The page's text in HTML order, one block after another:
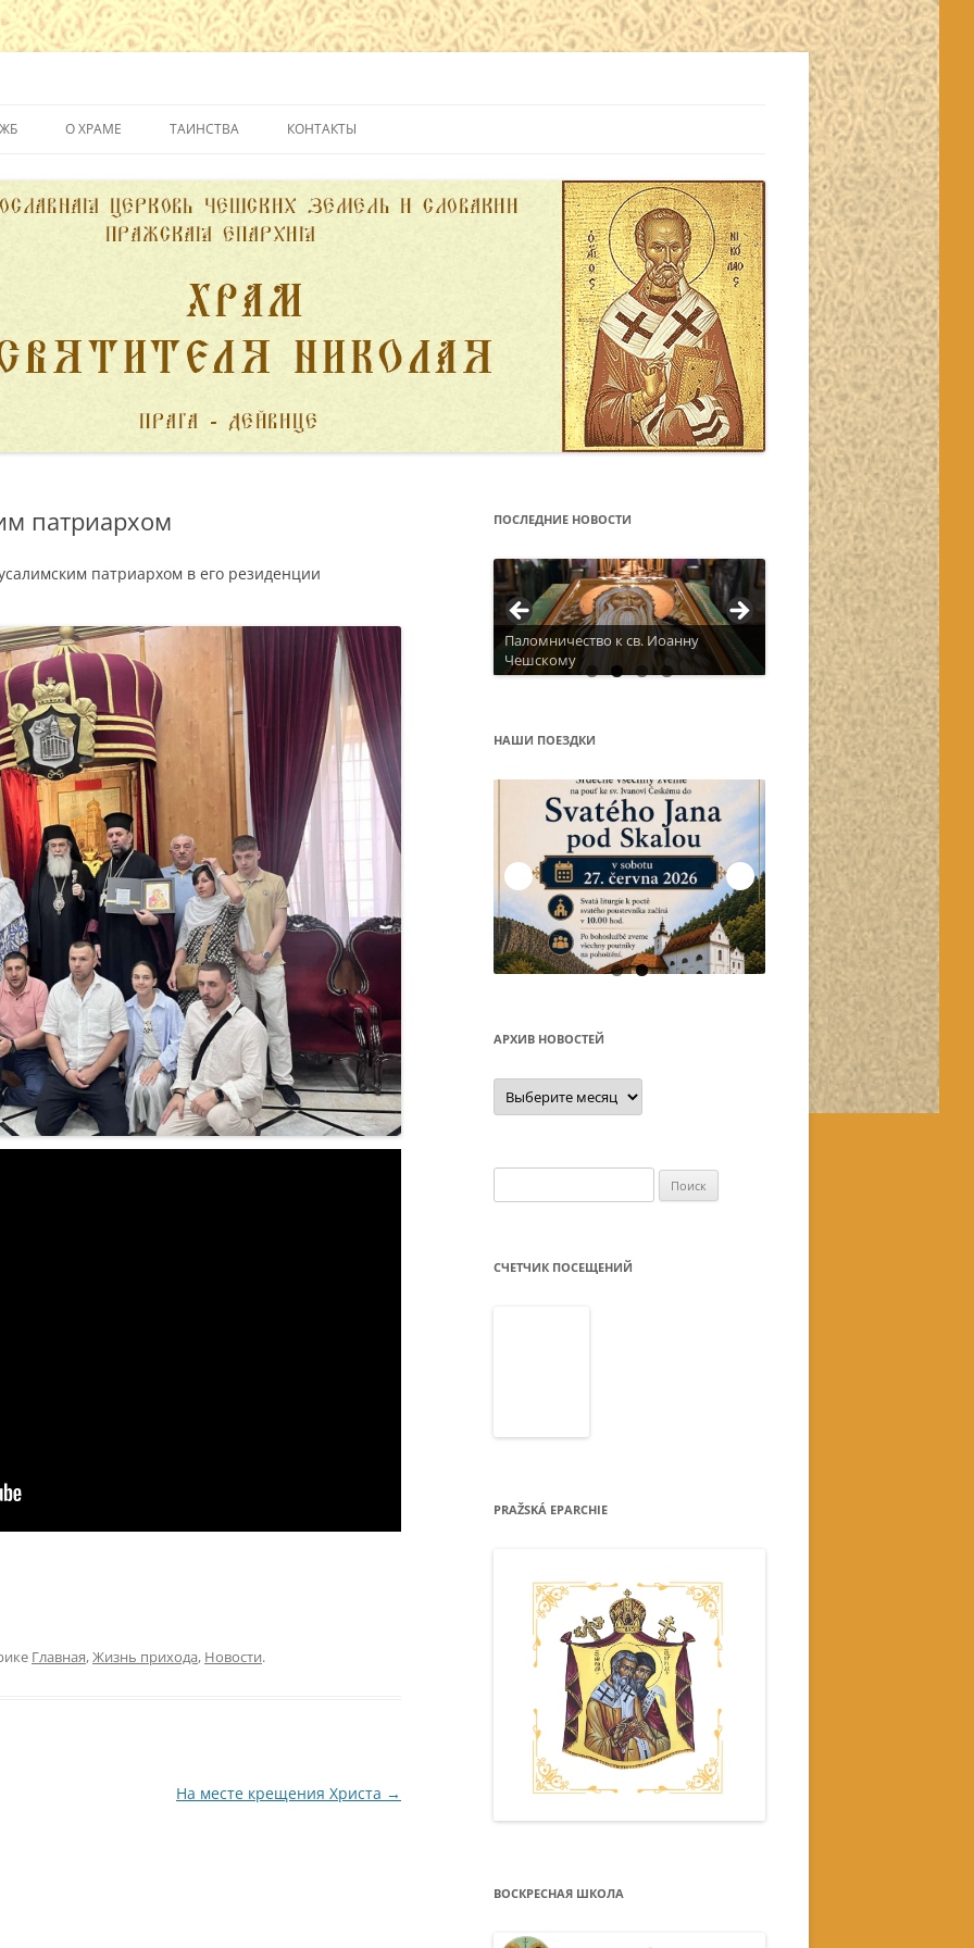
О ХРАМЕ
ДУХОВЕНСТВО
ТАИНСТВА
ВЕНЧАНИЕ
КОНТАКТЫ
патриархом
патриархом в его резиденции
Главная,Жизнь прихода, Новости.
На месте крещения Христа →
ПОСЛЕДНИЕ НОВОСТИ
Паломничество к св. Иоанну
Чешскому
Актуальное расписание
НАШИ ПОЕЗДКИ
Остров Корфу Остров Корфу
АРХИВ НОВОСТЕЙ
Архив
новостей
СЧЕТЧИК ПОСЕЩЕНИЙ
PRAŽSKÁ EPARCHIE
ВОСКРЕСНАЯ ШКОЛА